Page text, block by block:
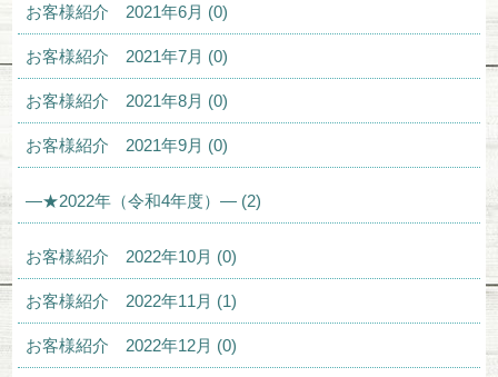
お客様紹介 2021年6月 (0)
お客様紹介 2021年7月 (0)
お客様紹介 2021年8月 (0)
お客様紹介 2021年9月 (0)
—★2022年（令和4年度）— (2)
お客様紹介 2022年10月 (0)
お客様紹介 2022年11月 (1)
お客様紹介 2022年12月 (0)